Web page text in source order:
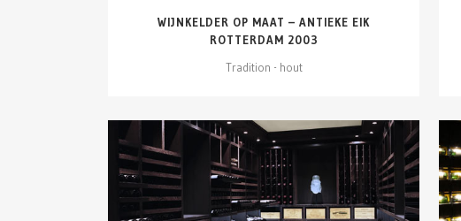
WIJNKELDER OP MAAT – ANTIEKE EIK
ROTTERDAM 2003
Tradition - hout
DETAILS ZIEN